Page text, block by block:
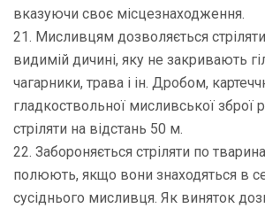
вказуючи своє місцезнаходження.
21. Мисливцям дозволяється
видимій дичині, яку не закривають
чагарники, трава і ін. Дробом,
гладкоствольної мисливської зброї
стріляти на відстань 50 м.
22. Забороняється стріляти по
полюють, якщо вони знаходяться в
сусіднього мисливця. Як виняток